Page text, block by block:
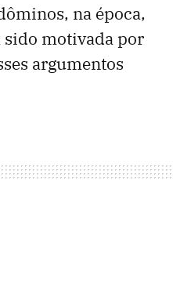
na época,
motivada por
argumentos